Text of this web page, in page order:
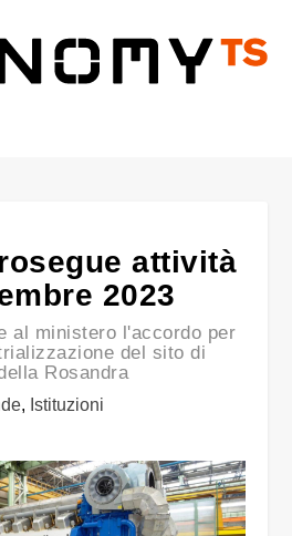
attività
2023
al ministero l'accordo per
del sito di
Rosandra
, Istituzioni